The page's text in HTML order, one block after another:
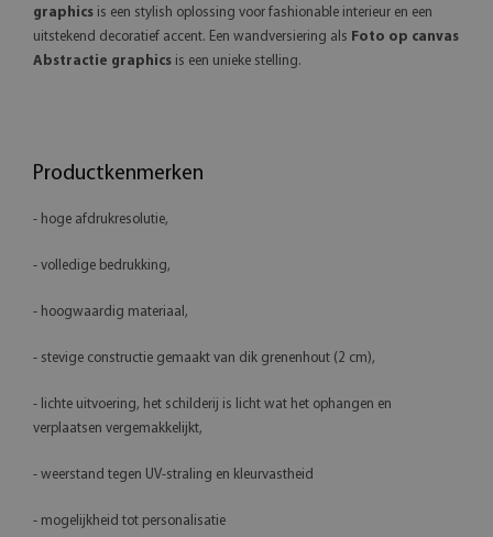
graphics is een stylish oplossing voor fashionable interieur en een
uitstekend decoratief accent. Een wandversiering als Foto op canvas
Abstractie graphics is een unieke stelling.
Productkenmerken
- hoge afdrukresolutie,
- volledige bedrukking,
- hoogwaardig materiaal,
- stevige constructie gemaakt van dik grenenhout (2 cm),
- lichte uitvoering, het schilderij is licht wat het ophangen en
verplaatsen vergemakkelijkt,
- weerstand tegen UV-straling en kleurvastheid
- mogelijkheid tot personalisatie